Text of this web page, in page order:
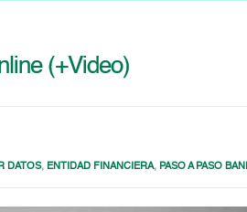
(+Video)
DATOS, ENTIDAD FINANCIERA, PASO A PASO